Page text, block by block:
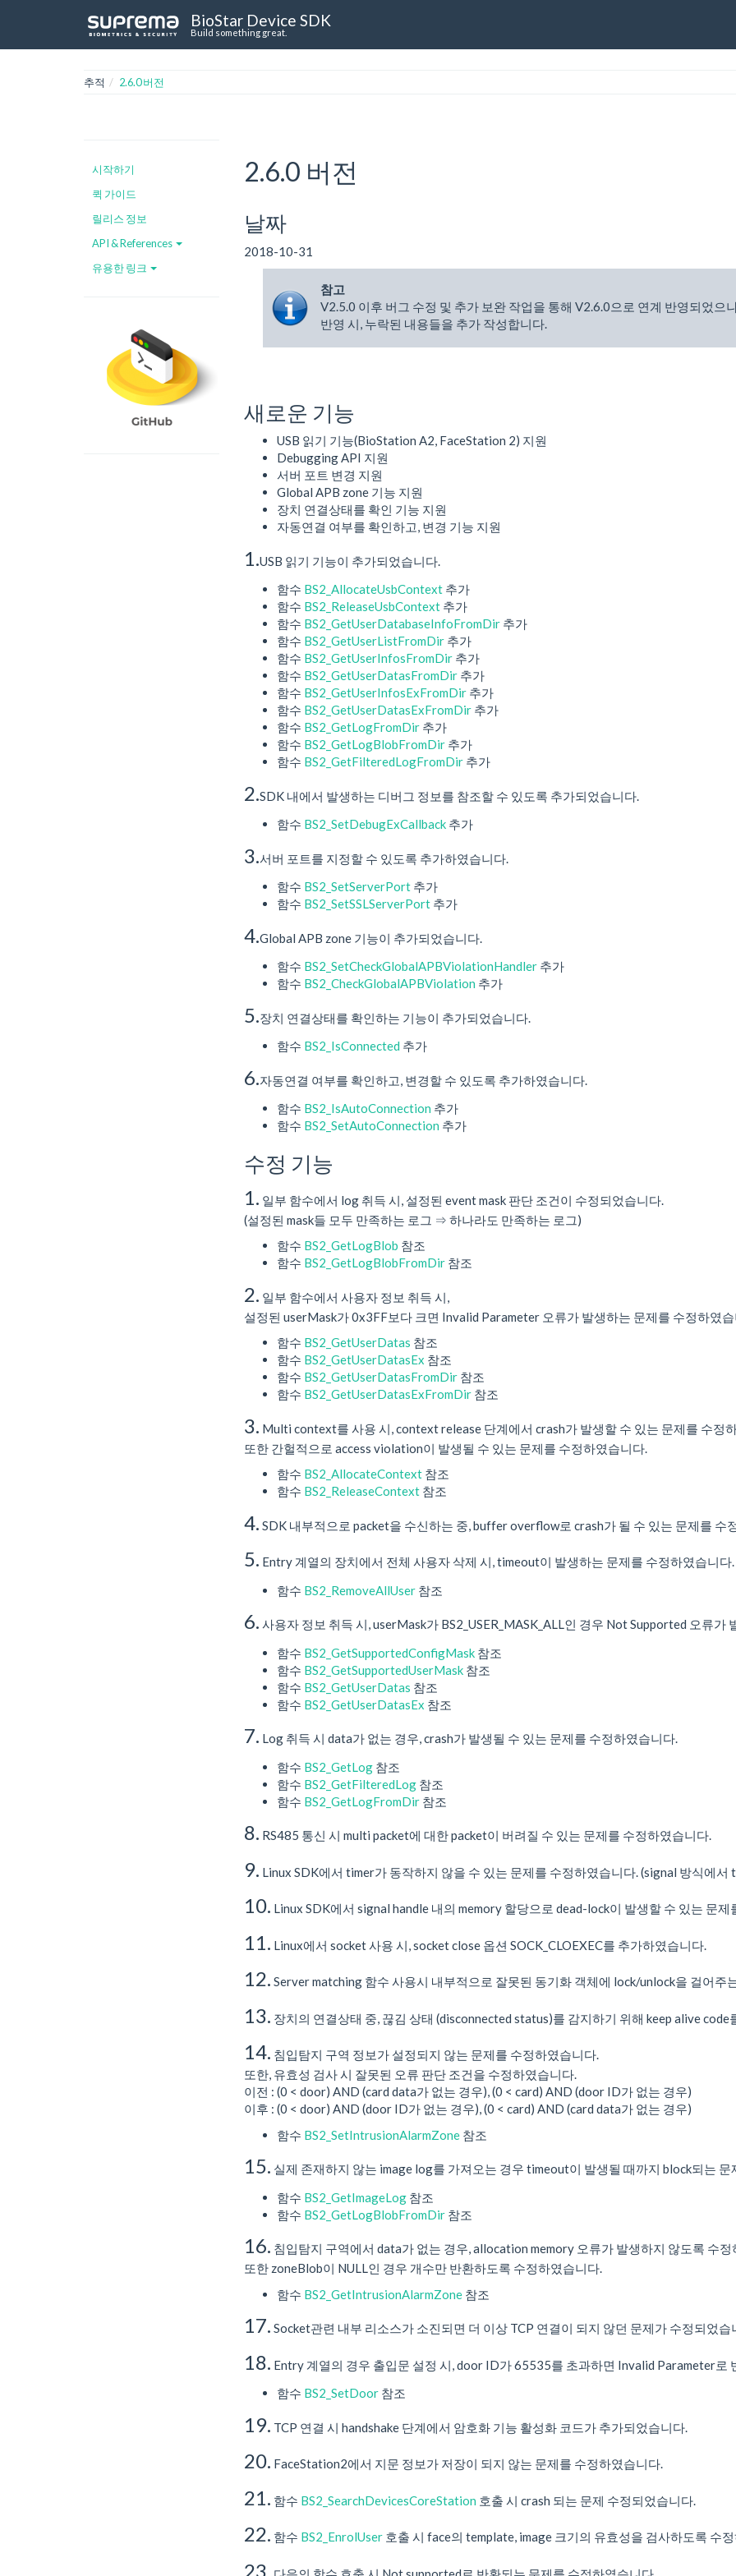
BioStar Device SDK
Build something great.
추적 2.6.0 버전
시작하기
퀵 가이드
릴리스 정보
API & References
유용한 링크
2.6.0 버전
날짜
2018-10-31
참고
V2.5.0 이후 버그 수정 및 추가 보완 작업을 통해 V2.6.0으로 연계 반영되었으
반영 시, 누락된 내용들을 추가 작성합니다.
새로운 기능
USB 읽기 기능(BioStation A2, FaceStation 2) 지원
Debugging API 지원
서버 포트 변경 지원
Global APB zone 기능 지원
장치 연결상태를 확인 기능 지원
자동연결 여부를 확인하고, 변경 기능 지원
1.USB 읽기 기능이 추가되었습니다.
함수 BS2_AllocateUsbContext 추가
함수 BS2_ReleaseUsbContext 추가
함수 BS2_GetUserDatabaseInfoFromDir 추가
함수 BS2_GetUserListFromDir 추가
함수 BS2_GetUserInfosFromDir 추가
함수 BS2_GetUserDatasFromDir 추가
함수 BS2_GetUserInfosExFromDir 추가
함수 BS2_GetUserDatasExFromDir 추가
함수 BS2_GetLogFromDir 추가
함수 BS2_GetLogBlobFromDir 추가
함수 BS2_GetFilteredLogFromDir 추가
2.SDK 내에서 발생하는 디버그 정보를 참조할 수 있도록 추가되었습니다.
함수 BS2_SetDebugExCallback 추가
3.서버 포트를 지정할 수 있도록 추가하였습니다.
함수 BS2_SetServerPort 추가
함수 BS2_SetSSLServerPort 추가
4.Global APB zone 기능이 추가되었습니다.
함수 BS2_SetCheckGlobalAPBViolationHandler 추가
함수 BS2_CheckGlobalAPBViolation 추가
5.장치 연결상태를 확인하는 기능이 추가되었습니다.
함수 BS2_IsConnected 추가
6.자동연결 여부를 확인하고, 변경할 수 있도록 추가하였습니다.
함수 BS2_IsAutoConnection 추가
함수 BS2_SetAutoConnection 추가
수정 기능
1. 일부 함수에서 log 취득 시, 설정된 event mask 판단 조건이 수정되었습니다.
(설정된 mask들 모두 만족하는 로그 ⇒ 하나라도 만족하는 로그)
함수 BS2_GetLogBlob 참조
함수 BS2_GetLogBlobFromDir 참조
2. 일부 함수에서 사용자 정보 취득 시,
설정된 userMask가 0x3FF보다 크면 Invalid Parameter 오류가 발생하는 문제를 수정하였습
함수 BS2_GetUserDatas 참조
함수 BS2_GetUserDatasEx 참조
함수 BS2_GetUserDatasFromDir 참조
함수 BS2_GetUserDatasExFromDir 참조
3. Multi context를 사용 시, context release 단계에서 crash가 발생할 수 있는 문제를 수정
또한 간헐적으로 access violation이 발생될 수 있는 문제를 수정하였습니다.
함수 BS2_AllocateContext 참조
함수 BS2_ReleaseContext 참조
4. SDK 내부적으로 packet을 수신하는 중, buffer overflow로 crash가 될 수 있는 문제를 수
5. Entry 계열의 장치에서 전체 사용자 삭제 시, timeout이 발생하는 문제를 수정하였습니다.
함수 BS2_RemoveAllUser 참조
6. 사용자 정보 취득 시, userMask가 BS2_USER_MASK_ALL인 경우 Not Supported 오류가
함수 BS2_GetSupportedConfigMask 참조
함수 BS2_GetSupportedUserMask 참조
함수 BS2_GetUserDatas 참조
함수 BS2_GetUserDatasEx 참조
7. Log 취득 시 data가 없는 경우, crash가 발생될 수 있는 문제를 수정하였습니다.
함수 BS2_GetLog 참조
함수 BS2_GetFilteredLog 참조
함수 BS2_GetLogFromDir 참조
8. RS485 통신 시 multi packet에 대한 packet이 버려질 수 있는 문제를 수정하였습니다.
9. Linux SDK에서 timer가 동작하지 않을 수 있는 문제를 수정하였습니다. (signal 방식에서
10. Linux SDK에서 signal handle 내의 memory 할당으로 dead-lock이 발생할 수 있는 문제
11. Linux에서 socket 사용 시, socket close 옵션 SOCK_CLOEXEC를 추가하였습니다.
12. Server matching 함수 사용시 내부적으로 잘못된 동기화 객체에 lock/unlock을 걸어주
13. 장치의 연결상태 중, 끊김 상태 (disconnected status)를 감지하기 위해 keep alive code
14. 침입탐지 구역 정보가 설정되지 않는 문제를 수정하였습니다.
또한, 유효성 검사 시 잘못된 오류 판단 조건을 수정하였습니다.
이전 : (0 < door) AND (card data가 없는 경우), (0 < card) AND (door ID가 없는 경우)
이후 : (0 < door) AND (door ID가 없는 경우), (0 < card) AND (card data가 없는 경우)
함수 BS2_SetIntrusionAlarmZone 참조
15. 실제 존재하지 않는 image log를 가져오는 경우 timeout이 발생될 때까지 block되는
함수 BS2_GetImageLog 참조
함수 BS2_GetLogBlobFromDir 참조
16. 침입탐지 구역에서 data가 없는 경우, allocation memory 오류가 발생하지 않도록 수정
또한 zoneBlob이 NULL인 경우 개수만 반환하도록 수정하였습니다.
함수 BS2_GetIntrusionAlarmZone 참조
17. Socket관련 내부 리소스가 소진되면 더 이상 TCP 연결이 되지 않던 문제가 수정되었습
18. Entry 계열의 경우 출입문 설정 시, door ID가 65535를 초과하면 Invalid Parameter로
함수 BS2_SetDoor 참조
19. TCP 연결 시 handshake 단계에서 암호화 기능 활성화 코드가 추가되었습니다.
20. FaceStation2에서 지문 정보가 저장이 되지 않는 문제를 수정하였습니다.
21. 함수 BS2_SearchDevicesCoreStation 호출 시 crash 되는 문제 수정되었습니다.
22. 함수 BS2_EnrolUser 호출 시 face의 template, image 크기의 유효성을 검사하도록 수
23.